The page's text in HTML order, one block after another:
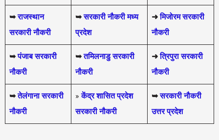
➥ राजस्थान
सरकारी नौकरी
➥सरकारी नौकरी मध्य
प्रदेश
➜मिजोरम सरकारी
नौकरी
➥ पंजाब सरकारी
नौकरी
➥ तमिलनाडु सरकारी
नौकरी
➜ त्रिपुरा सरकारी
नौकरी
➥तेलंगाना सरकारी
नौकरी
»केंद्र शासित प्रदेश
सरकारी नौकरी
➥ सरकारी नौकरी
उत्तर प्रदेश